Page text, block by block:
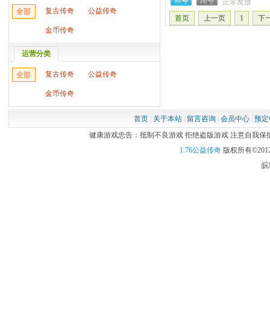
全部 复古传奇 公益传奇
金币传奇
运营分类
全部 复古传奇 公益传奇
金币传奇
正常发放
首页 上一页 1 下
首页| 关于本站| 留言咨询 会员中心| 预
健康游戏忠告：抵制不良游戏 拒绝盗版游戏 注意自我保
1.76公益传奇版权所有
皖